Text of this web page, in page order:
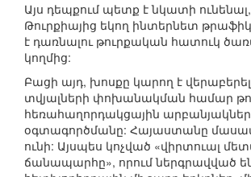
Այս դեպքում պետք է նկատի
Թուրքիայից եկող ինտերնետ
է դառնալու թուրքական հատուկ
կողմից:
Բացի այդ, խոսքը կարող է
տվյալների փոխանակման համար
հեռահաղորդակցային
օգտագործմանը: Հայաստանը
ունի: Այսպես կոչված «վիրտուալ
ճանապարհը», որում ներգրավված